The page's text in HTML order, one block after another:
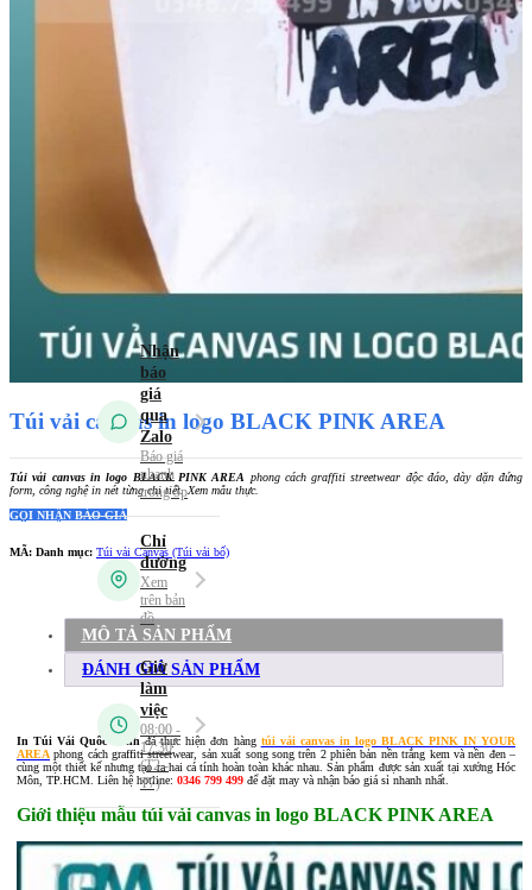
Mẫu Túi Vải 2026
Tin tức
Kiến Thức Túi Vải
Kiến Thức In Túi
Tuyển dụng
Liên hệ
Túi vải canvas in logo BLACK PINK AREA
Túi vải canvas in logo BLACK PINK AREA phong cách graffiti streetwear độc đáo, dày dặn đứng
form, công nghệ in nét từng chi tiết. Xem mẫu thực.
GỌI NHẬN BÁO GIÁ
MÃ: Danh mục: Túi vải Canvas (Túi vải bố)
MÔ TẢ SẢN PHẨM
ĐÁNH GIÁ SẢN PHẨM
In Túi Vải Quốc Minhđã thực hiện đơn hàng túi vải canvas in logo BLACK PINK IN YOUR
AREA phong cách graffiti streetwear, sản xuất song song trên 2 phiên bản nền trắng kem và nền đen –
cùng một thiết kế nhưng tạo ra hai cá tính hoàn toàn khác nhau. Sản phẩm được sản xuất tại xưởng Hóc
Môn, TP.HCM. Liên hệ hotline: 0346 799 499 để đặt may và nhận báo giá sỉ nhanh nhất.
Giới thiệu mẫu túi vải canvas in logo BLACK PINK AREA